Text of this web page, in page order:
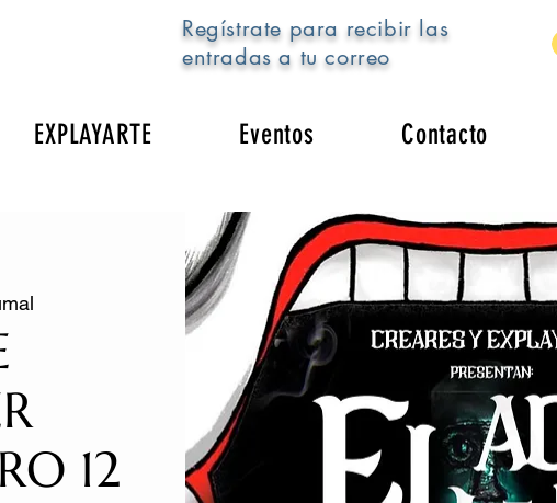
Regístrate para recibir las
entradas a tu correo
EXPLAYARTE Eventos Contacto
12